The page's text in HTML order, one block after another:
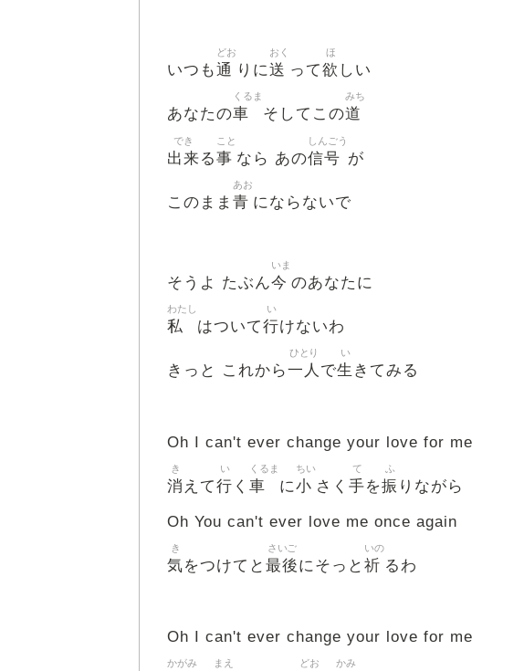
いつも通
どお
りに送
おく
って欲
ほ
しい
あなたの車
くるま
そしてこの道
みち
出来
でき
る事
こと
なら あの信号
しんごう
が
このまま 青
あお
にならないで
そうよ たぶん今
いま
のあなたに
私
わたし
はついて行
い
けないわ
きっと これから一人
ひとり
で生
い
きてみる
Oh I can't ever change your love for me
消
き
えて行
い
く 車
くるま
に小
ちい
さく 手
て
を振
ふ
りながら
Oh You can't ever love me once again
気
き
をつけてと 最後
さいご
にそっと 祈
いの
るわ
Oh I can't ever change your love for me
かがみ まえ どお かみ